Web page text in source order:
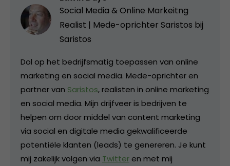
Social Media & Online Markeitng
Realist | Mede-oprichter Saristos bij
Saristos
Dol op het bedrijfsmatig toepassen van online
marketing en social media. Mede-oprichter en
partner van Saristos, realisten in online marketing
en social media. Mijn drijfveer is bedrijven te
helpen om door middel van content marketing
via social en digitale media gekwalificeerde
potentiële klanten (leads) te genereren. Je kunt
mij zakelijk volgen via Twitter en met mij